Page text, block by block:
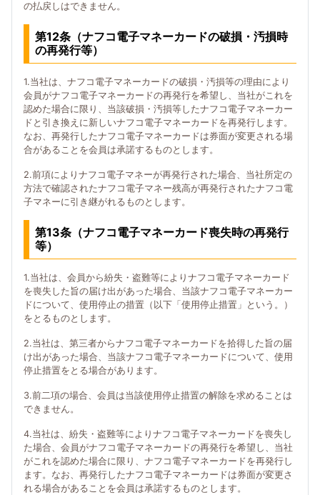
の払戻しはできません。
第12条（ナフコ電子マネーカードの破損・汚損時
の再発行等）
1.当社は、ナフコ電子マネーカードの破損・汚損等の理由により
会員がナフコ電子マネーカードの再発行を希望し、当社がこれを
認めた場合に限り、当該破損・汚損等したナフコ電子マネーカー
ドと引き換えに新しいナフコ電子マネーカードを再発行します。
なお、再発行したナフコ電子マネーカードは券面が変更される場
合があることを会員は承諾するものとします。
2.前項によりナフコ電子マネーが再発行された場合、当社所定の
方法で確認されたナフコ電子マネー残高が再発行されたナフコ電
子マネーに引き継がれるものとします。
第13条（ナフコ電子マネーカード喪失時の再発行
等）
1.当社は、会員から紛失・盗難等によりナフコ電子マネーカード
を喪失した旨の届け出があった場合、当該ナフコ電子マネーカー
ドについて、使用停止の措置（以下「使用停止措置」という。）
をとるものとします。
2.当社は、第三者からナフコ電子マネーカードを拾得した旨の届
け出があった場合、当該ナフコ電子マネーカードについて、使用
停止措置をとる場合があります。
3.前二項の場合、会員は当該使用停止措置の解除を求めることは
できません。
4.当社は、紛失・盗難等によりナフコ電子マネーカードを喪失し
た場合、会員がナフコ電子マネーカードの再発行を希望し、当社
がこれを認めた場合に限り、ナフコ電子マネーカードを再発行し
ます。なお、再発行したナフコ電子マネーカードは券面が変更さ
れる場合があることを会員は承諾するものとします。